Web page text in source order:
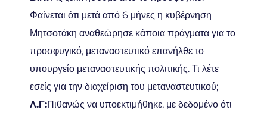
Φαίνεται ότι μετά από 6 μήνες η κυβέρνηση
Μητσοτάκη αναθεώρησε κάποια πράγματα για το
προσφυγικό, μεταναστευτικό επανήλθε το
υπουργείο μεταναστευτικής πολιτικής. Τι λέτε
εσείς για την διαχείριση του μεταναστευτικού;
Λ.Γ:Πιθανώς να υποεκτιμήθηκε, με δεδομένο ότι